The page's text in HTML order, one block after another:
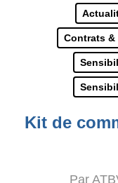
Contrats
Kit de
Par